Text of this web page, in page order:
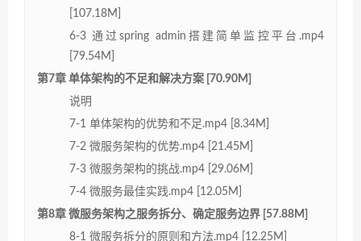
[107.18M]
6-3 通过spring admin搭建简单监控平台.mp4
[79.54M]
第7章 单体架构的不足和解决方案 [70.90M]
说明
7-1 单体架构的优势和不足.mp4 [8.34M]
7-2 微服务架构的优势.mp4 [21.45M]
7-3 微服务架构的挑战.mp4 [29.06M]
7-4 微服务最佳实践.mp4 [12.05M]
第8章 微服务架构之服务拆分、确定服务边界 [57.88M]
8-1 微服务拆分的原则和方法.mp4 [12.25M]